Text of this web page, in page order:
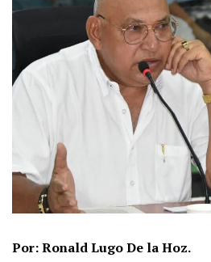
Por: Ronald Lugo De la Hoz.